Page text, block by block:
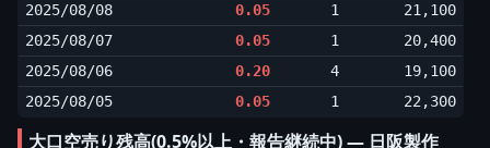
2025/08/08 0.05 1
21,100
2025/08/07
0.05 1
20,400
2025/08/06
0.20 4
19,100
2025/08/05
0.05 1 22,300
大口空売り残高(0.5%以上・報告継続中) ― 日阪製作